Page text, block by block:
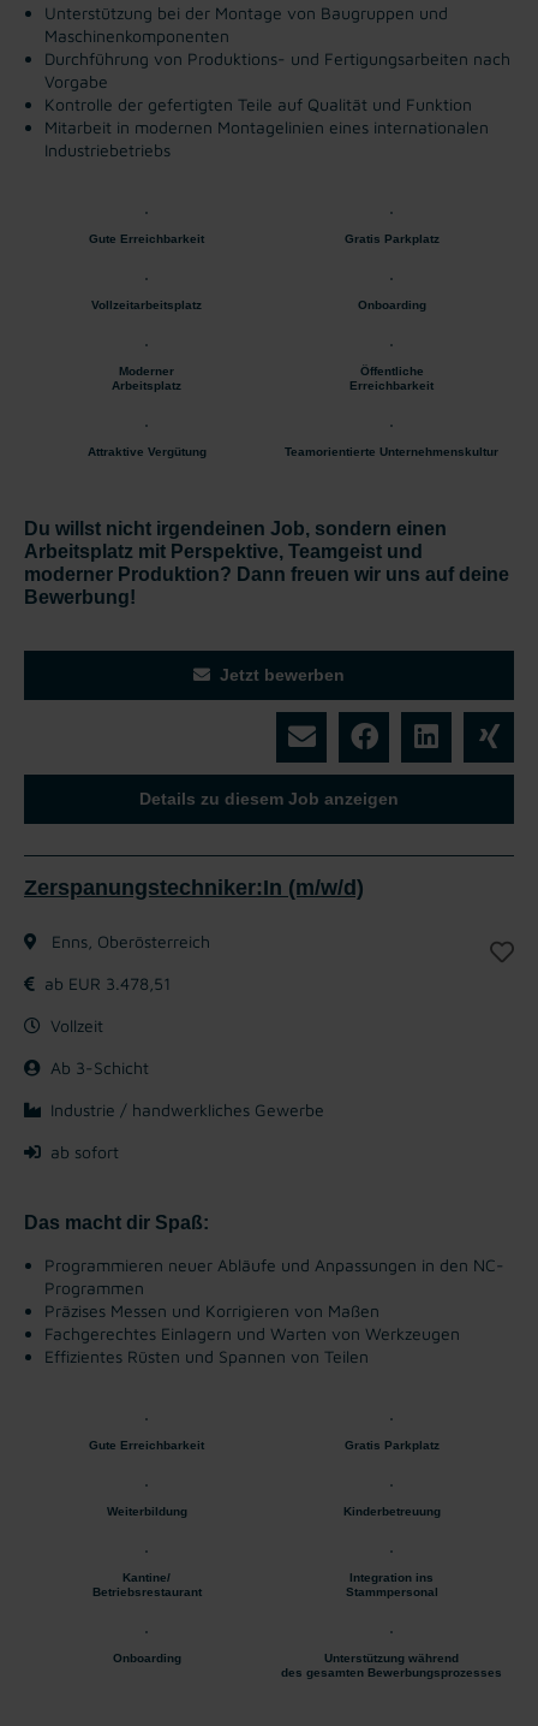
Unterstützung bei der Montage von Baugruppen und
Maschinenkomponenten
Durchführung von Produktions- und Fertigungsarbeiten nach
Vorgabe
Kontrolle der gefertigten Teile auf Qualität und Funktion
Mitarbeit in modernen Montagelinien eines internationalen
Industriebetriebs
Gute Erreichbarkeit Gratis Parkplatz
Vollzeitarbeitsplatz Onboarding
Moderner
Arbeitsplatz
Öffentliche
Erreichbarkeit
Attraktive Vergütung Teamorientierte Unternehmenskultur
Du willst nicht irgendeinen Job, sondern einen
Arbeitsplatz mit Perspektive, Teamgeist und
moderner Produktion? Dann freuen wir uns auf deine
Bewerbung!
Jetzt bewerben
Details zu diesem Job anzeigen
Zerspanungstechniker:In (m/w/d)
Enns, Oberösterreich
ab EUR 3.478,51
Vollzeit
Ab 3-Schicht
Industrie / handwerkliches Gewerbe
ab sofort
Das macht dir Spaß:
Programmieren neuer Abläufe und Anpassungen in den NC-
Programmen
Präzises Messen und Korrigieren von Maßen
Fachgerechtes Einlagern und Warten von Werkzeugen
Effizientes Rüsten und Spannen von Teilen
Gute Erreichbarkeit Gratis Parkplatz
Weiterbildung Kinderbetreuung
Kantine/
Betriebsrestaurant
Integration ins
Stammpersonal
Onboarding
Unterstützung während
des gesamten Bewerbungsprozesses